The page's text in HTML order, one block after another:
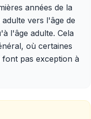
années de la
vers l'âge de
l'âge adulte. Cela
où certaines
font pas exception à